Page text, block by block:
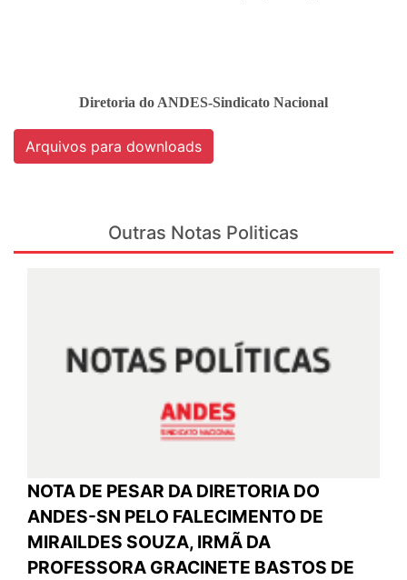
Diretoria do ANDES-Sindicato Nacional
Arquivos para downloads
Outras Notas Politicas
NOTA DE PESAR DA DIRETORIA DO
ANDES-SN PELO FALECIMENTO DE
MIRAILDES SOUZA, IRMÃ DA
PROFESSORA GRACINETE BASTOS DE